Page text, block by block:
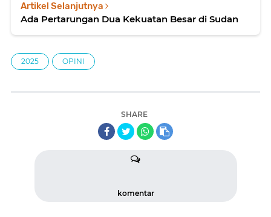
Artikel Selanjutnya
Ada Pertarungan Dua Kekuatan Besar di Sudan
2025 OPINI
SHARE
komentar